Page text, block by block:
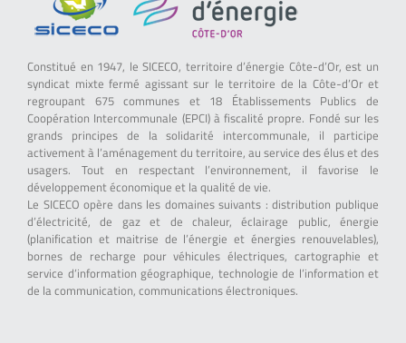
Constitué en 1947, le SICECO, territoire d’énergie Côte-d’Or, est un
syndicat mixte fermé agissant sur le territoire de la Côte-d’Or et
regroupant 675 communes et 18 Établissements Publics de
Coopération Intercommunale (EPCI) à fiscalité propre. Fondé sur les
grands principes de la solidarité intercommunale, il participe
activement à l’aménagement du territoire, au service des élus et des
usagers. Tout en respectant l’environnement, il favorise le
développement économique et la qualité de vie.
Le SICECO opère dans les domaines suivants : distribution publique
d’électricité, de gaz et de chaleur, éclairage public, énergie
(planification et maitrise de l’énergie et énergies renouvelables),
bornes de recharge pour véhicules électriques, cartographie et
service d’information géographique, technologie de l’information et
de la communication, communications électroniques.